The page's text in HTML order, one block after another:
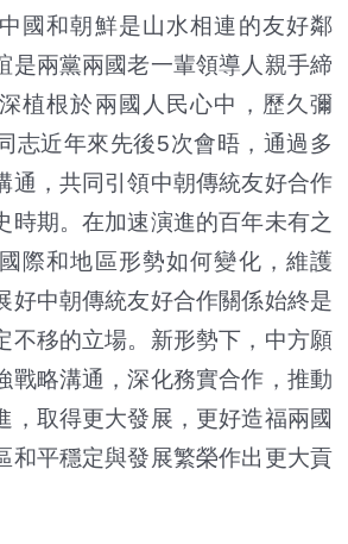
國和朝鮮是山水相連的友好鄰
是兩黨兩國老一輩領導人親手締
植根於兩國人民心中，歷久彌
志近年來先後5次會晤，通過多
通，共同引領中朝傳統友好合作
時期。在加速演進的百年未有之
際和地區形勢如何變化，維護
好中朝傳統友好合作關係始終是
不移的立場。新形勢下，中方願
戰略溝通，深化務實合作，推動
，取得更大發展，更好造福兩國
和平穩定與發展繁榮作出更大貢